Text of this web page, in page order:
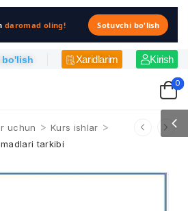
daromad oling! Sotuvchi bo'lish
bo'lish Xaridlarim Kirish
0
uchun > Kurs ishlar >
tarkibi